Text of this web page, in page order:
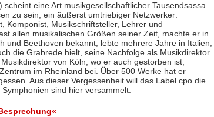
scheint eine Art musikgesellschaftlicher Tausendsassa
zu sein, ein äußerst umtriebiger Netzwerker:
Komponist, Musikschriftsteller, Lehrer und
allen musikalischen Größen seiner Zeit, machte er in
und Beethoven bekannt, lebte mehrere Jahre in Italien,
die Grabrede hielt, seine Nachfolge als Musikdirektor
von Köln, wo er auch gestorben ist,
im Rheinland bei. Über 500 Werke hat er
Aus dieser Vergessenheit will das Label cpo die
sind hier versammelt.